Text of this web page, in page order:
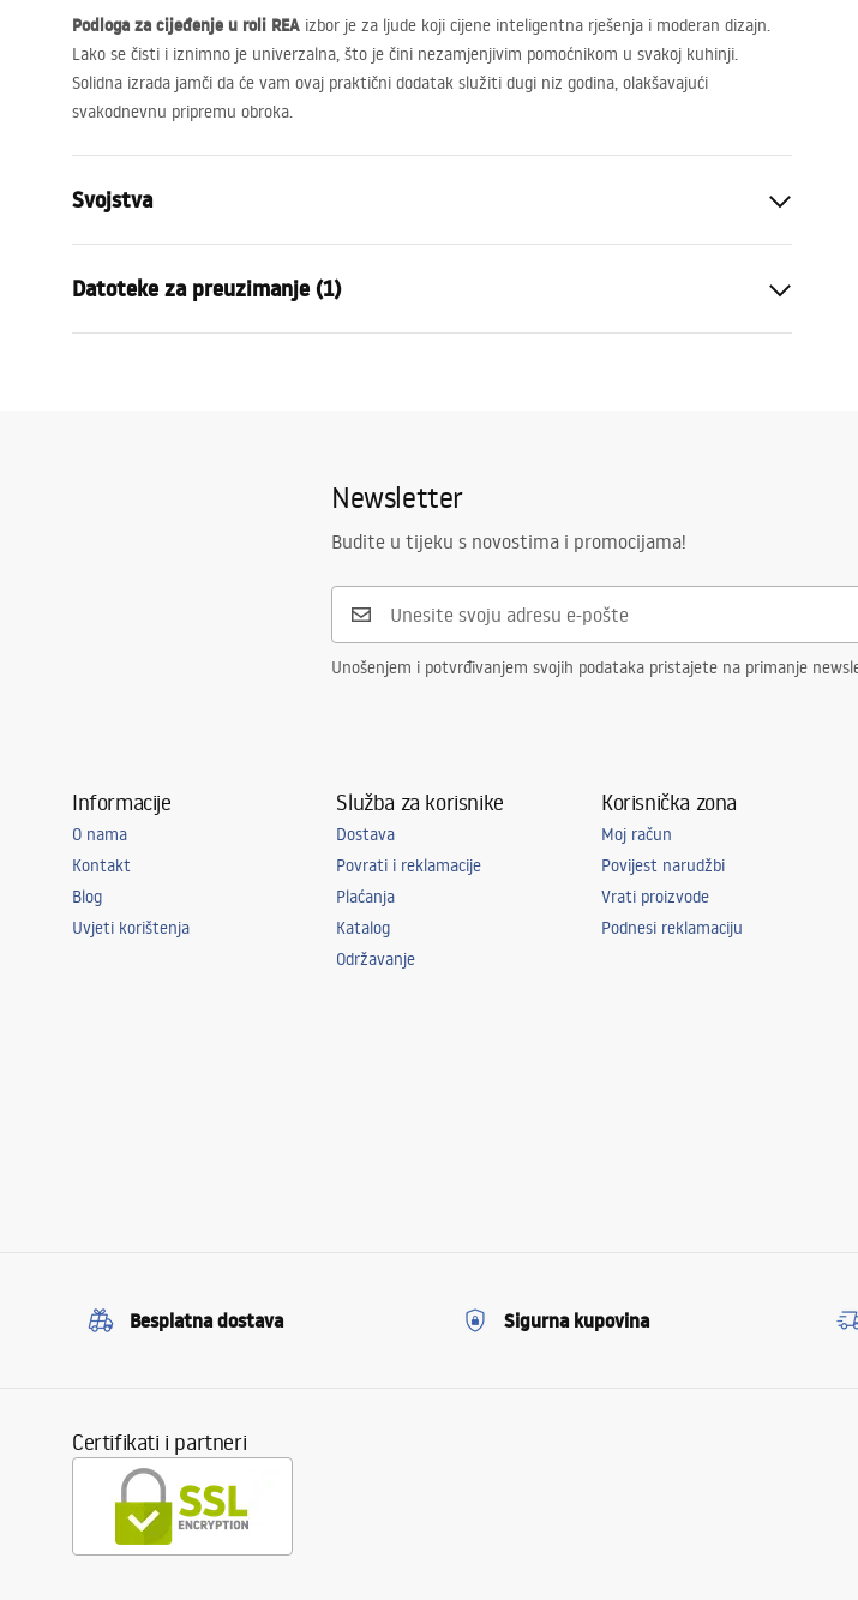
Podloga za cijeđenje u roli REA izbor je za ljude koji cijene inteligentna rješenja i moderan dizajn.
Lako se čisti i iznimno je univerzalna, što je čini nezamjenjivim pomoćnikom u svakoj kuhinji.
Solidna izrada jamči da će vam ovaj praktični dodatak služiti dugi niz godina, olakšavajući
svakodnevnu pripremu obroka.
Svojstva
Materijal
Duljina (mm)
380mm
24 mjeseca
Datoteke za preuzimanje (1)
Newsletter
Budite u tijeku s novostima i promocijama!
Unošenjem i potvrđivanjem svojih podataka pristajete na primanje
Informacije
O nama
Kontakt
Blog
Uvjeti korištenja
Služba za korisnike
Dostava
Povrati i reklamacije
Plaćanja
Katalog
Održavanje
Korisnička zona
Moj račun
Povijest narudžbi
Vrati proizvode
Podnesi reklamaciju
Besplatna dostava Sigurna kupovina
Certifikati i partneri